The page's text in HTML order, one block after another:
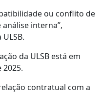
ou conflito de
interna”,
da ULSB está em
contratual com a